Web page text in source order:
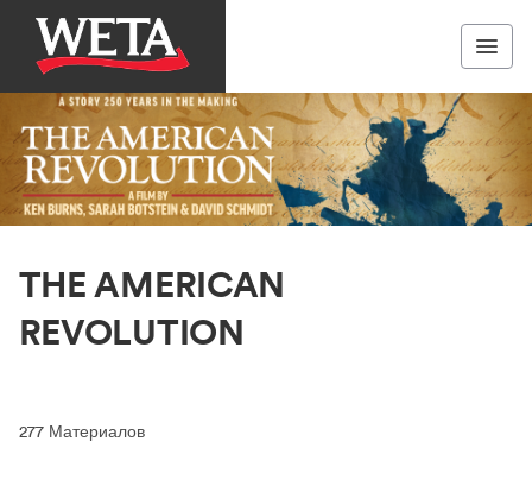
THE AMERICAN
REVOLUTION
277 Материалов